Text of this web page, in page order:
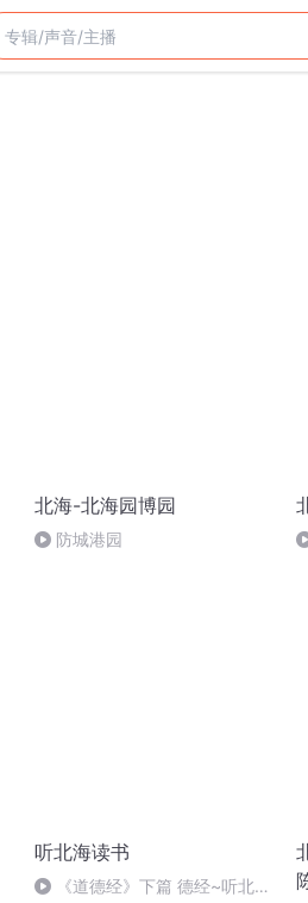
北海-北海园博园
防城港园
听北海读书
《道德经》下篇 德经~听北海